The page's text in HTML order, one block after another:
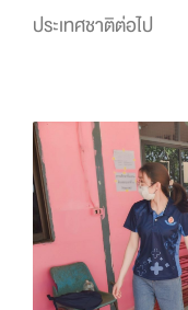
ประเทศชาติต่อไป